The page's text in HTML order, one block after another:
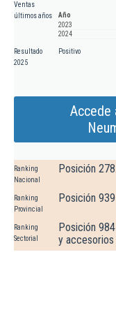
Ventas
últimos años
Año
2023
2024
Resultado
2025
Positivo
Accede
Ranking
Nacional
Posición
Ranking
Provincial
Posición
Ranking
Sectorial
Posición
y